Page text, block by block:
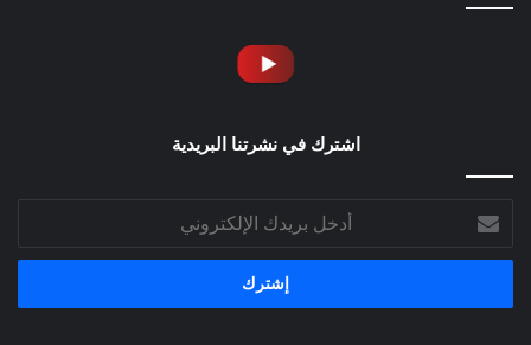
اشترك في نشرتنا البريدية
بريدك
الإلكتروني